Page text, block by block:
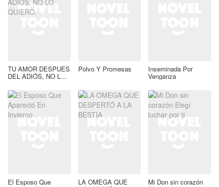
TU AMOR DESPUES
DEL ADIÓS, NO LO
Polvo Y Promesas Inseminada Por
Venganza
El Esposo Que LA OMEGA QUE Mi Don sin corazón